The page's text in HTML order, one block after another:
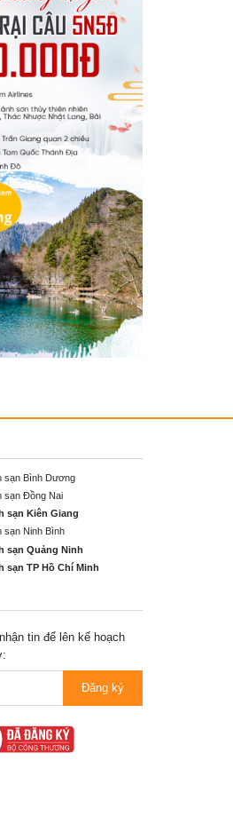
sạn Bình Dương
sạn Đồng Nai
sạn Kiên Giang
sạn Ninh Bình
sạn Quảng Ninh
sạn TP Hồ Chí Minh
tin để lên kế hoạch
Đăng ký